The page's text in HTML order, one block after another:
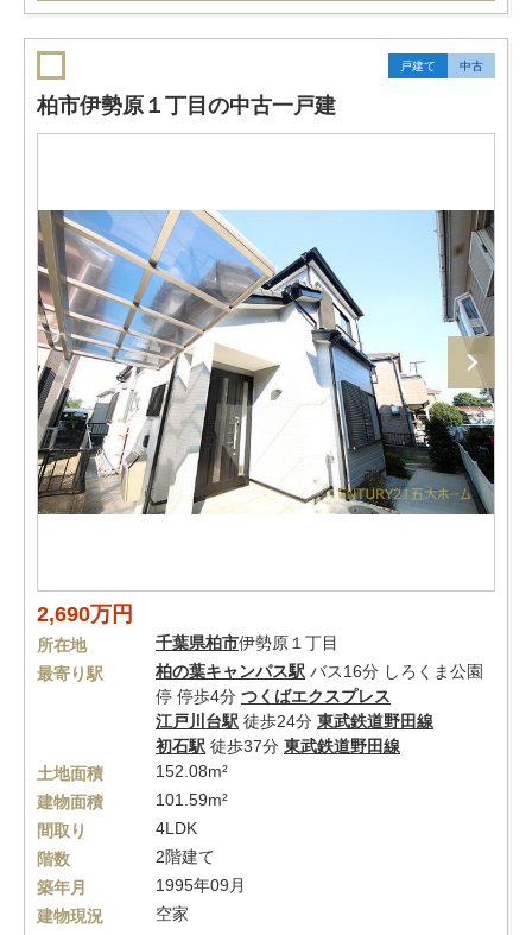
戸建て 中古
柏市伊勢原１丁目の中古一戸建
2,690万円
所在地 千葉県柏市伊勢原１丁目
最寄り駅
柏の葉キャンパス駅 バス16分 しろくま公園
停 停歩4分 つくばエクスプレス
江戸川台駅 徒歩24分 東武鉄道野田線
初石駅 徒歩37分 東武鉄道野田線
土地面積
152.08m²
建物面積
101.59m²
間取り
4LDK
階数
2階建て
築年月
1995年09月
建物現況
空家